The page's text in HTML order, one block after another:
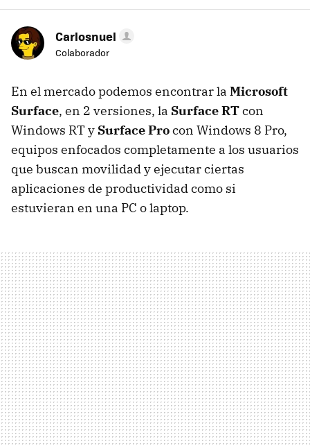
Carlosnuel
Colaborador
En el mercado podemos encontrar la Microsoft
Surface, en 2 versiones, la Surface RTcon
Windows RT y Surface Procon Windows 8 Pro,
equipos enfocados completamente a los usuarios
que buscan movilidad y ejecutar ciertas
aplicaciones de productividad como si
estuvieran en una PC o laptop.